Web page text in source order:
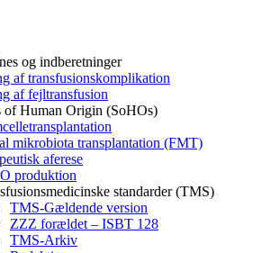
og indberetninger
af transfusionskomplikation
af fejltransfusion
of Human Origin (SoHOs)
mikrobiota transplantation (FMT)
aferese
produktion
standarder (TMS)
TMS-Gældende version
ZZZ forældet – ISBT 128
TMS-Arkiv